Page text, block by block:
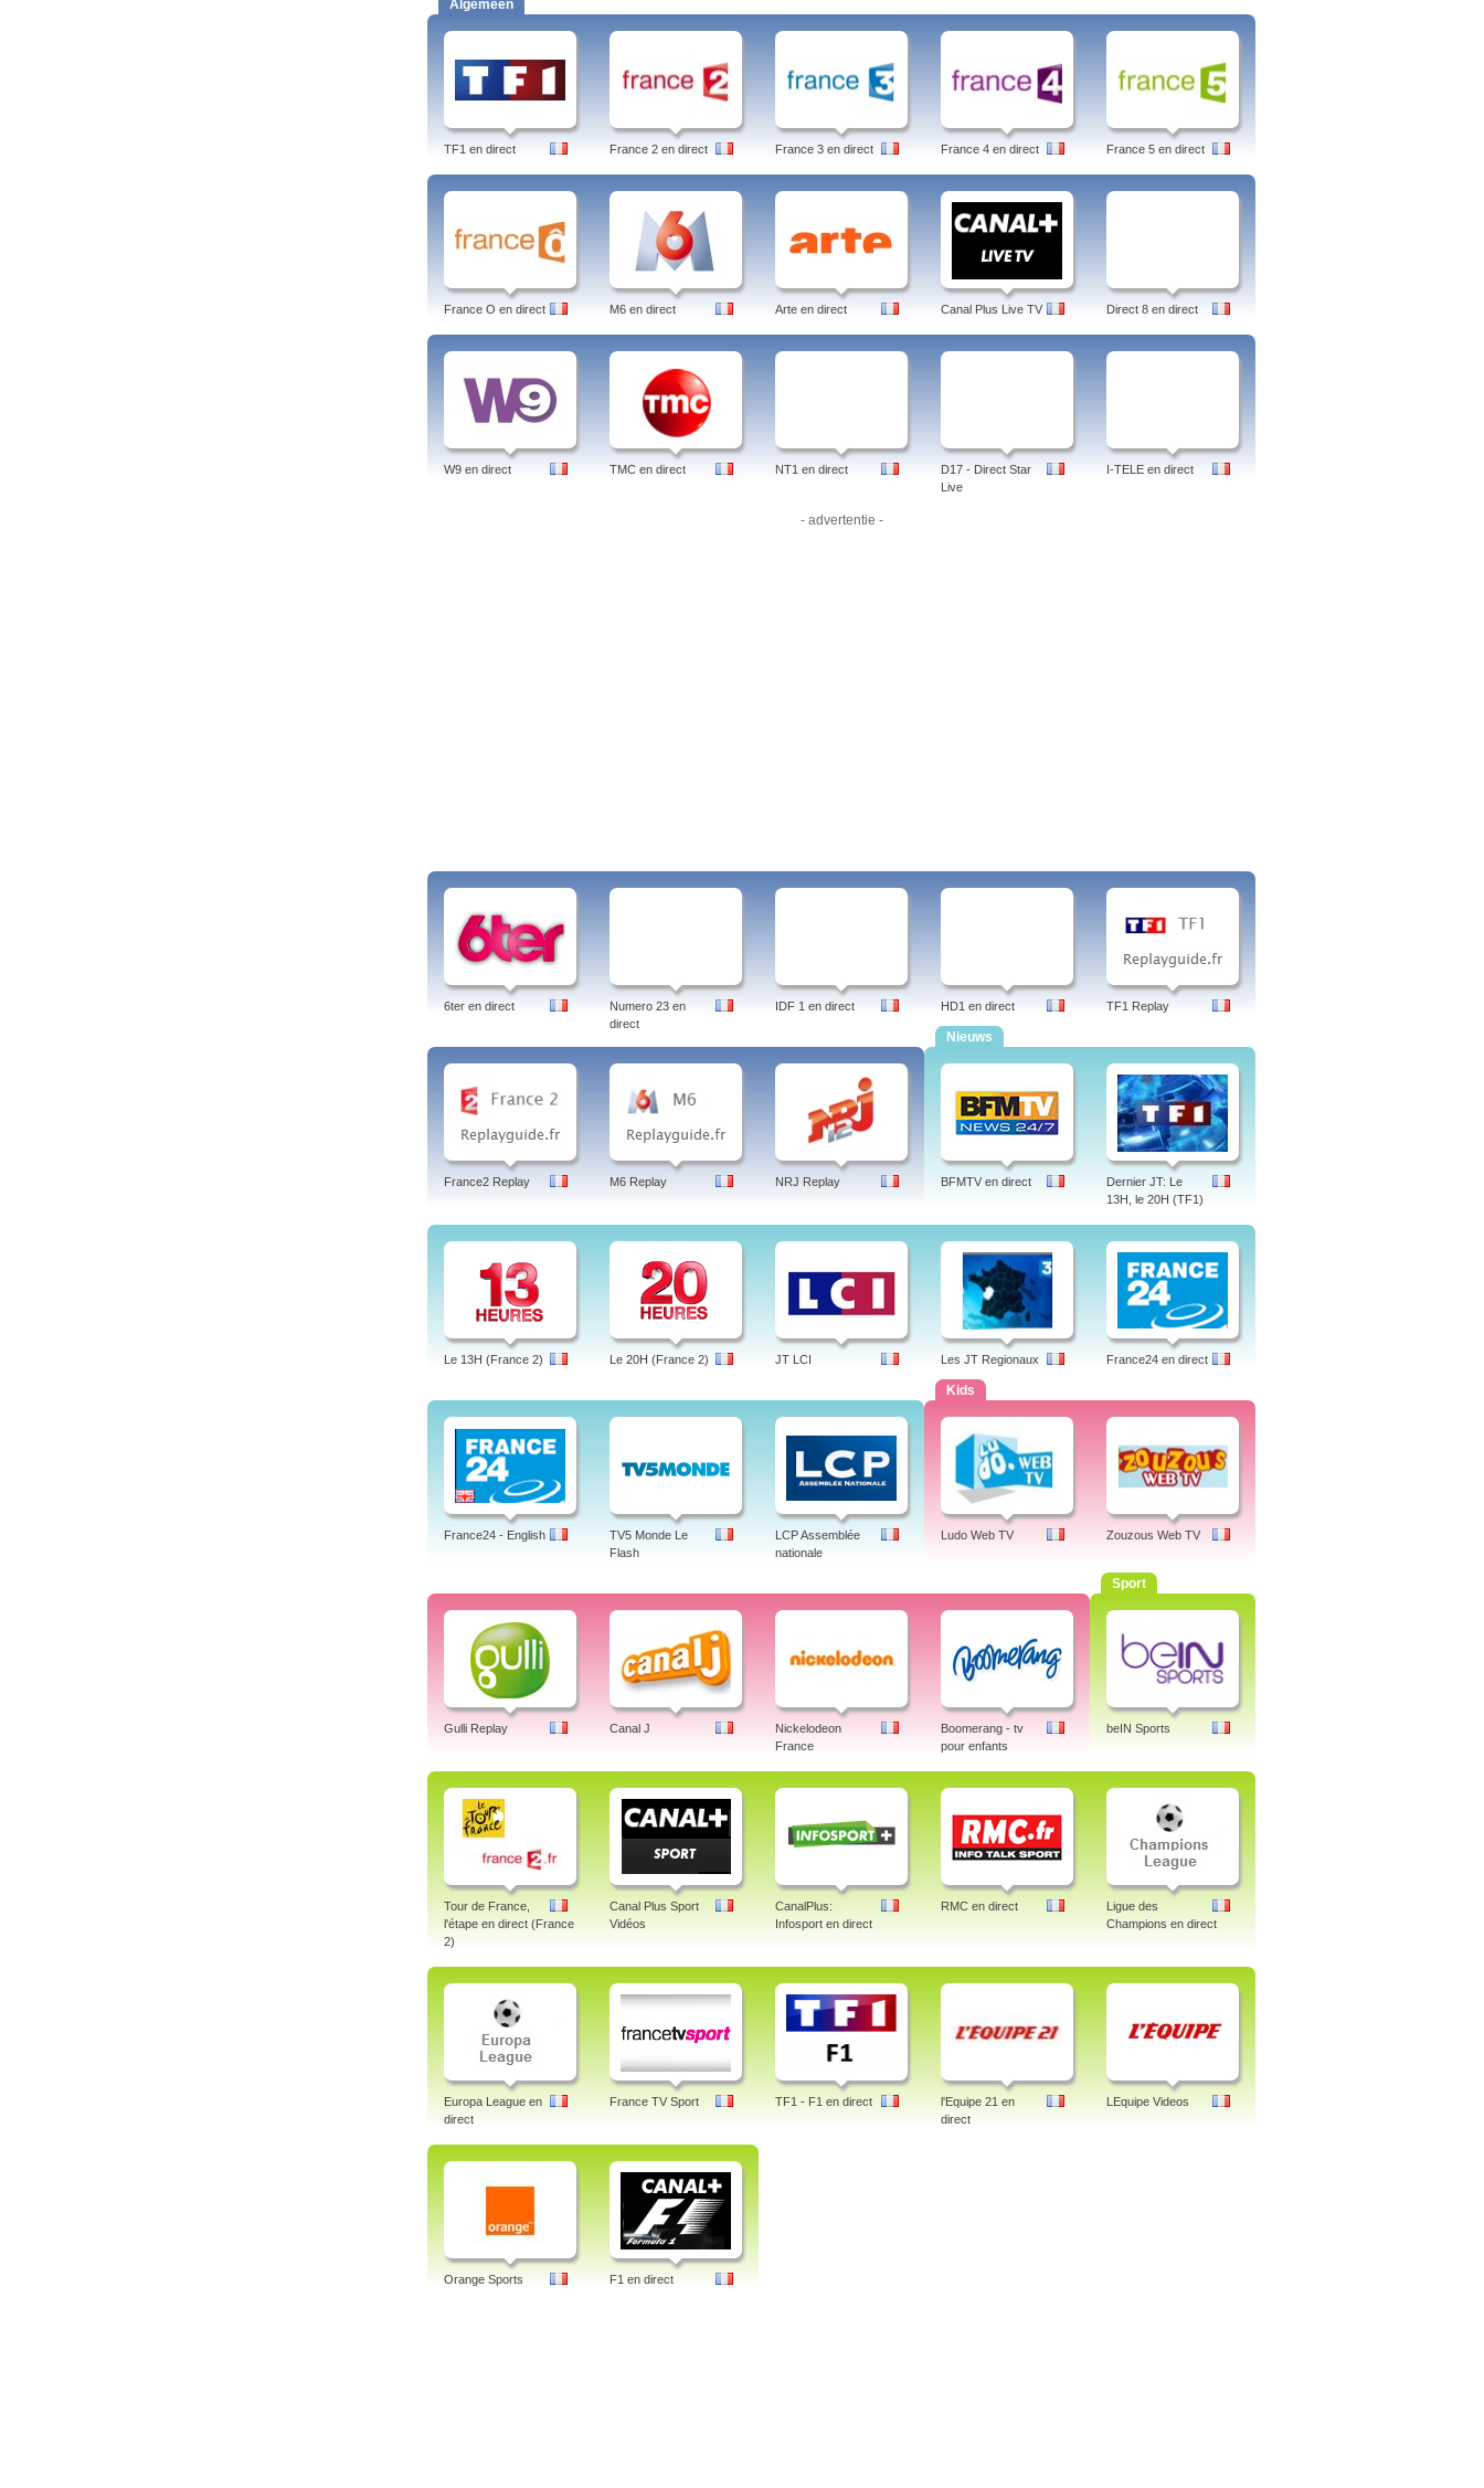
Algemeen
TF1 en direct France 2 en direct France 3 en direct France 4 en direct France 5 en direct
France O en direct M6 en direct Arte en direct Canal Plus Live TV Direct 8 en direct
W9 en direct TMC en direct NT1 en direct
D17 - Direct Star
Live
I-TELE en direct
- advertentie -
6ter en direct
Numero 23 en
direct
IDF 1 en direct HD1 en direct TF1 Replay
France2 Replay M6 Replay NRJ Replay
Nieuws
BFMTV en direct
Dernier JT: Le
13H, le 20H (TF1)
Le 13H (France 2) Le 20H (France 2) JT LCI Les JT Regionaux France24 en direct
France24 - English
TV5 Monde Le
Flash
LCP Assemblée
nationale
Kids
Ludo Web TV Zouzous Web TV
Gulli Replay Canal J
Nickelodeon
France
Boomerang - tv
pour enfants
Sport
beIN Sports
Tour de France,
l'étape en direct (France
2)
Canal Plus Sport
Vidéos
CanalPlus:
Infosport en direct
RMC en direct
Ligue des
Champions en direct
Europa League en
direct
France TV Sport TF1 - F1 en direct
l'Equipe 21 en
direct
LEquipe Videos
Orange Sports F1 en direct